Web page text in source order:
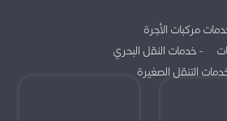
مركبات الأجرة
خدمات النقل البحري
التنقل الصغيرة